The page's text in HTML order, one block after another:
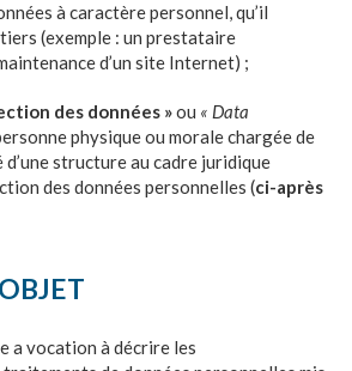
à caractère personnel, qu’il
tiers (exemple : un prestataire
d’un site Internet) ;
des données »ou « Data
physique ou morale chargée de
structure au cadre juridique
des données personnelles (ci-après
a vocation à décrire les